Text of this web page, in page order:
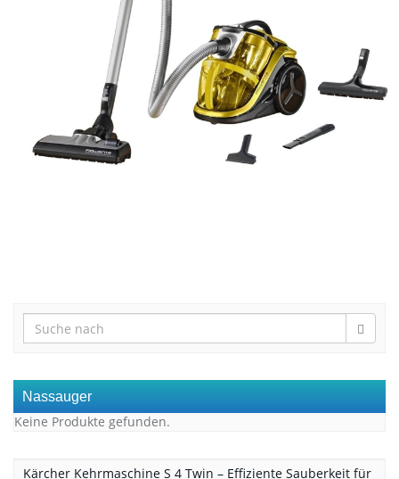
Nassauger
Keine Produkte gefunden.
Kärcher Kehrmaschine S 4 Twin – Effiziente Sauberkeit für